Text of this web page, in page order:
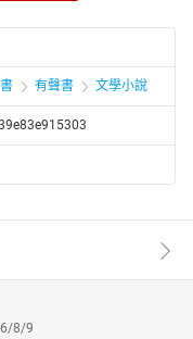
明显的动机关联。
这场游戏远比想象中复
觎遗产的弟弟、神秘的
平凡推销员，总在案发
的血迹，似乎都指向他
忍伤害的男人，只是真
影院里出现 “误杀” 的受
凶手用字母顺序的混
“逻辑迷宫”：你会跟随
有聲書 文學小說
8/9